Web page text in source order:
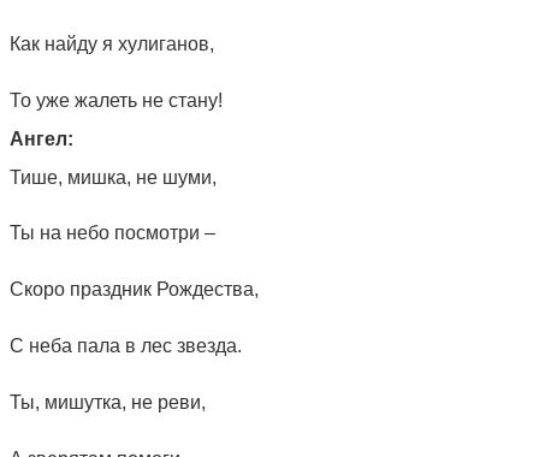
Как найду я хулиганов,
То уже жалеть не стану!
Ангел:
Тише, мишка, не шуми,
Ты на небо посмотри –
Скоро праздник Рождества,
С неба пала в лес звезда.
Ты, мишутка, не реви,